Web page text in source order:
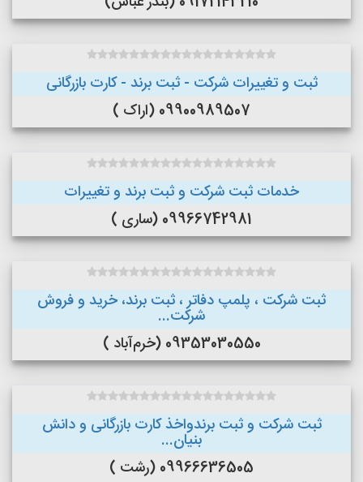
ثبت و تغییرات شرکت - ثبت برند - کارت بازرگانی
09900989507 (اراک )
خدمات ثبت شرکت و ثبت برند و تغییرات
09966742981 (ساری )
ثبت شرکت ، پلمپ دفاتر ، ثبت برند، خرید و فروش
شرکت...
09353030550 (خرم‌آباد )
ثبت شرکت و ثبت برندواخذ کارت بازرگانی و دانش
بنیان...
09966636505 (رشت )